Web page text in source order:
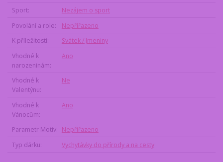
Sport
Nezájem o sport
Povolání a role
Nepřířazeno
K příležitosti
Svátek / Jmeniny
Vhodné k
narozeninám
Ano
Vhodné k
Valentýnu
Ne
Vhodné k
Vánocům
Ano
Parametr Motiv
Nepřiřazeno
Typ dárku
Vychytávky do přírody a na cesty